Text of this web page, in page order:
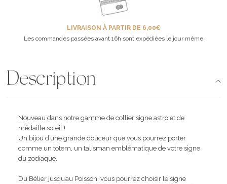
LIVRAISON À PARTIR DE 6,00€
Les commandes passées avant 16h sont expédiées le jour même
Description
Nouveau dans notre gamme de collier signe astro et de
médaille soleil !
Un bijou d’une grande douceur que vous pourrez porter
comme un totem, un talisman emblématique de votre signe
du zodiaque.
Du Bélier jusqu’au Poisson, vous pourrez choisir le signe